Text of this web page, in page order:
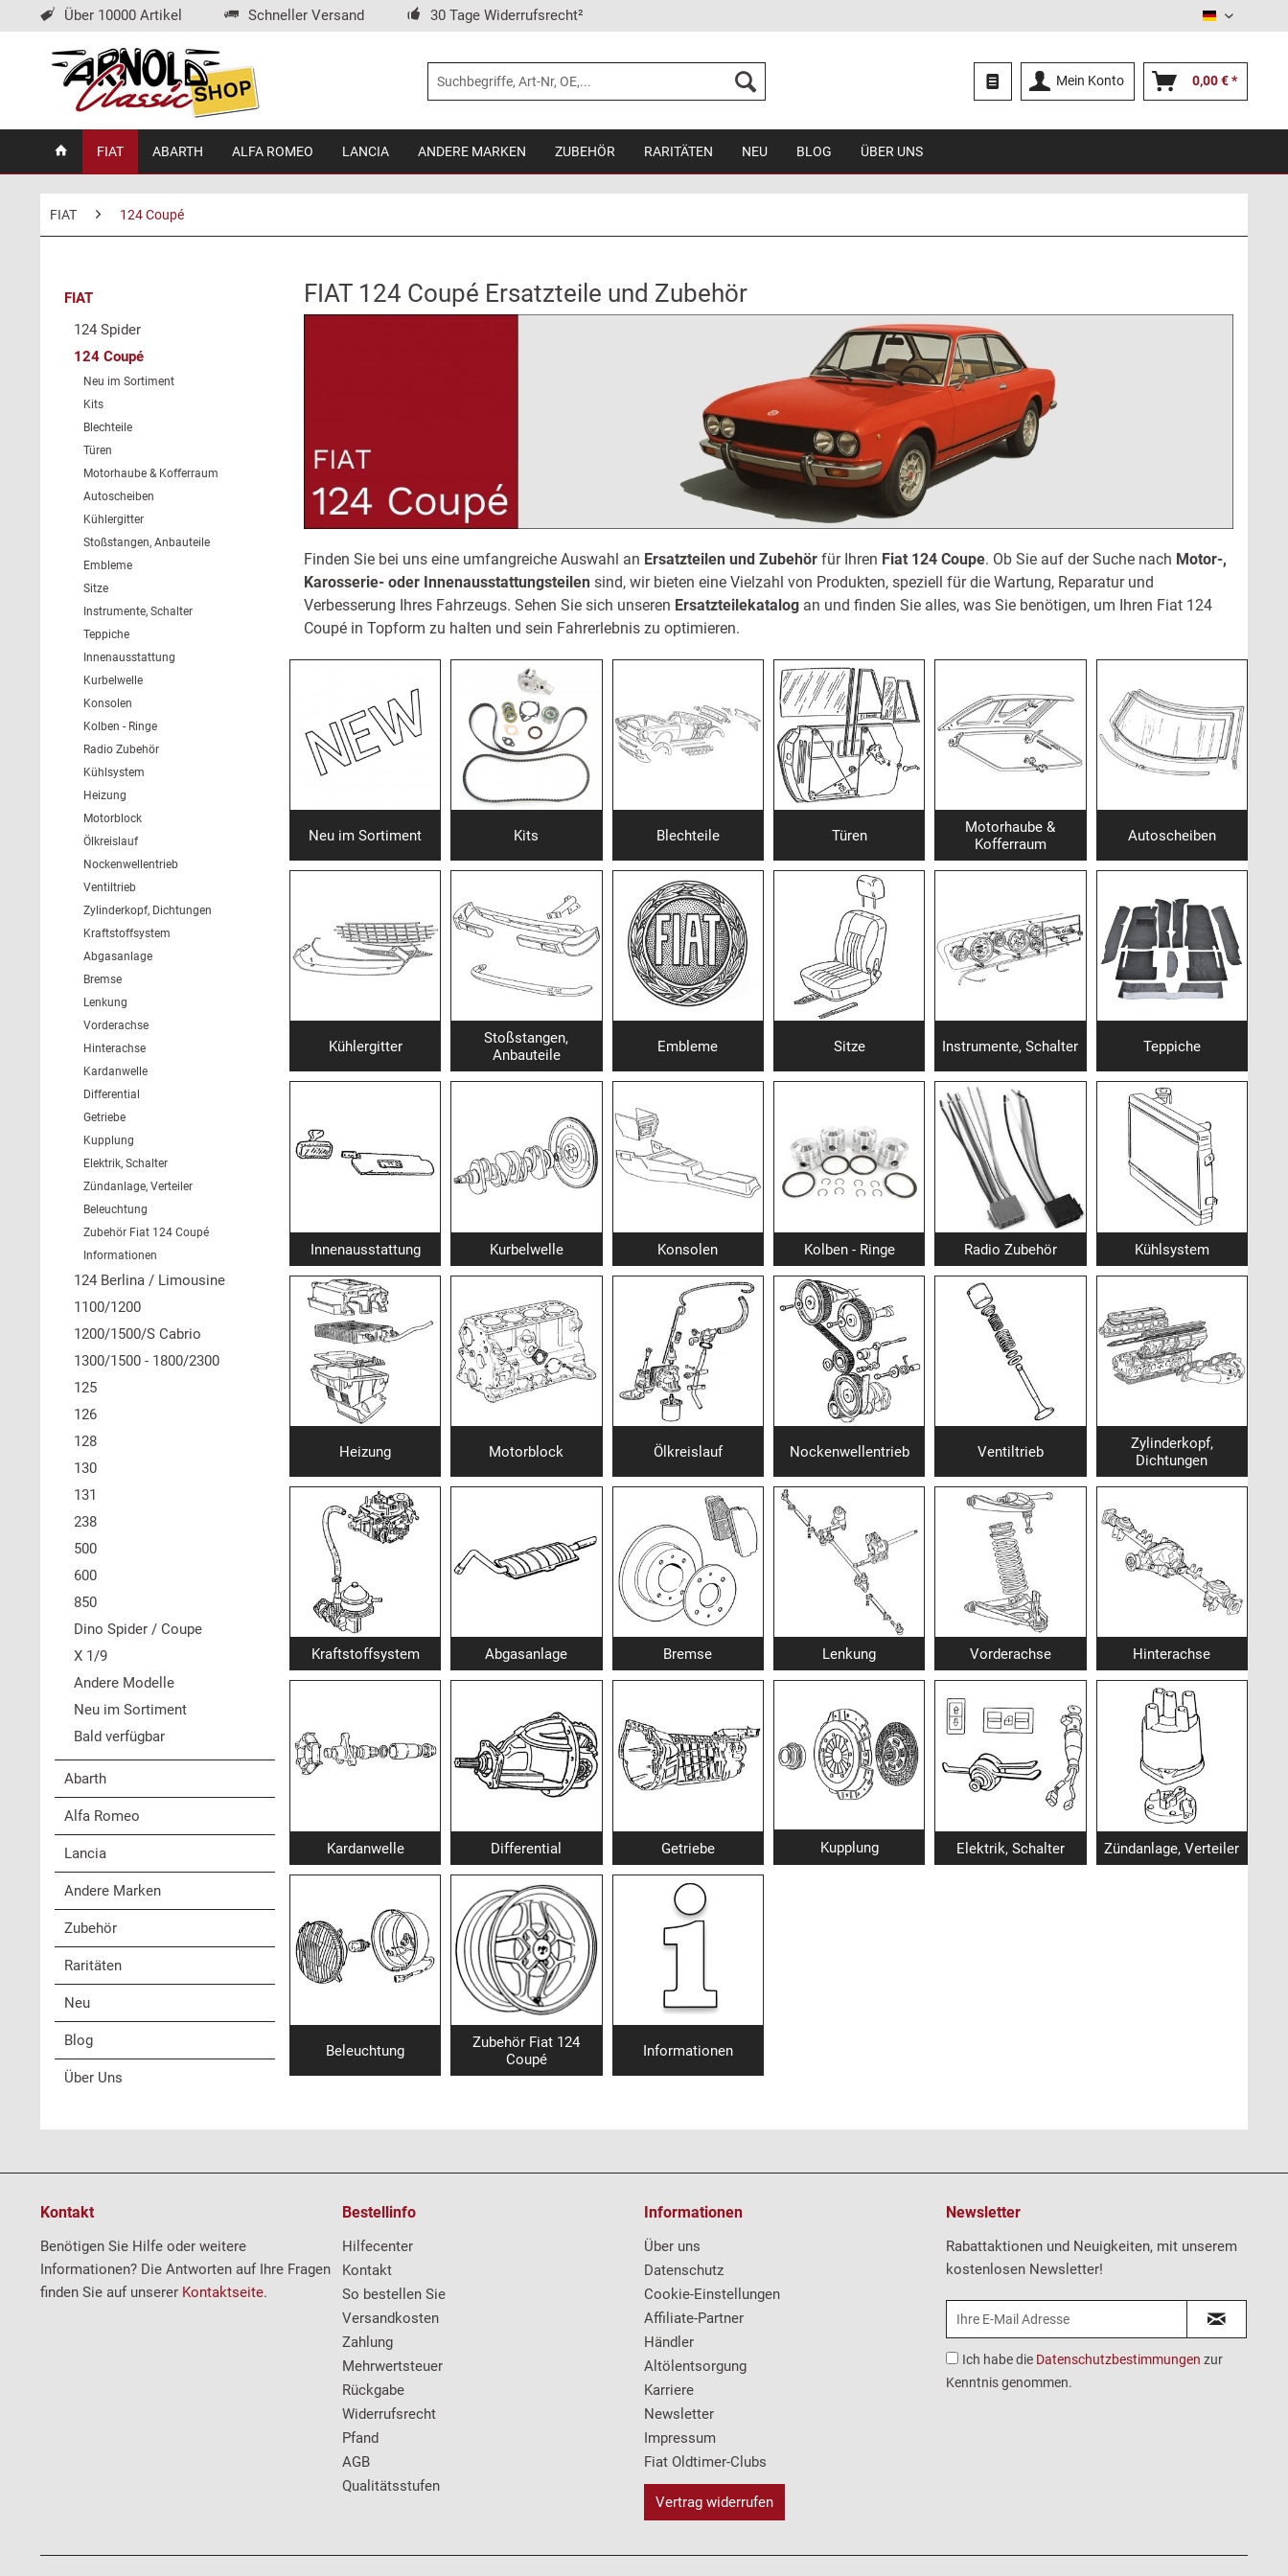
Über 10000 Artikel Schneller Versand 30 Tage Widerrufsrecht² Deutsch
Mein Konto 0,00 € *
FIAT ABARTH ALFA ROMEO LANCIA ANDERE MARKEN ZUBEHÖR RARITÄTEN NEU BLOG ÜBER UNS
FIAT 124 Coupé
FIAT
124 Spider
124 Coupé
Neu im Sortiment
Kits
Blechteile
Türen
Motorhaube & Kofferraum
Autoscheiben
Kühlergitter
Stoßstangen, Anbauteile
Embleme
Sitze
Instrumente, Schalter
Teppiche
Innenausstattung
Kurbelwelle
Konsolen
Kolben - Ringe
Radio Zubehör
Kühlsystem
Heizung
Motorblock
Ölkreislauf
Nockenwellentrieb
Ventiltrieb
Zylinderkopf, Dichtungen
Kraftstoffsystem
Abgasanlage
Bremse
Lenkung
Vorderachse
Hinterachse
Kardanwelle
Differential
Getriebe
Kupplung
Elektrik, Schalter
Zündanlage, Verteiler
Beleuchtung
Zubehör Fiat 124 Coupé
Informationen
124 Berlina / Limousine
1100/1200
1200/1500/S Cabrio
1300/1500 - 1800/2300
125
126
128
130
131
238
500
600
850
Dino Spider / Coupe
X 1/9
Andere Modelle
Neu im Sortiment
Bald verfügbar
Abarth
Alfa Romeo
Lancia
Andere Marken
Zubehör
Raritäten
Neu
Blog
Über Uns
FIAT 124 Coupé Ersatzteile und Zubehör
Finden Sie bei uns eine umfangreiche Auswahl an Ersatzteilen und Zubehör für Ihren Fiat 124 Coupe. Ob Sie auf der Suche nach Motor-,
Karosserie- oder Innenausstattungsteilen sind, wir bieten eine Vielzahl von Produkten, speziell für die Wartung, Reparatur und
Verbesserung Ihres Fahrzeugs. Sehen Sie sich unseren Ersatzteilekatalog an und finden Sie alles, was Sie benötigen, um Ihren Fiat 124
Coupé in Topform zu halten und sein Fahrerlebnis zu optimieren.
Neu im Sortiment Kits Blechteile Türen
Motorhaube &
Kofferraum
Autoscheiben
Kühlergitter
Stoßstangen,
Anbauteile
Embleme Sitze Instrumente, Schalter Teppiche
Innenausstattung Kurbelwelle Konsolen Kolben - Ringe Radio Zubehör Kühlsystem
Heizung Motorblock Ölkreislauf Nockenwellentrieb Ventiltrieb
Zylinderkopf,
Dichtungen
Kraftstoffsystem Abgasanlage Bremse Lenkung Vorderachse Hinterachse
Kardanwelle Differential Getriebe Kupplung Elektrik, Schalter Zündanlage, Verteiler
Beleuchtung
Zubehör Fiat 124
Coupé
Informationen
Kontakt
Benötigen Sie Hilfe oder weitere
Informationen? Die Antworten auf Ihre Fragen
finden Sie auf unserer Kontaktseite.
Bestellinfo
Hilfecenter
Kontakt
So bestellen Sie
Versandkosten
Zahlung
Mehrwertsteuer
Rückgabe
Widerrufsrecht
Pfand
AGB
Qualitätsstufen
Informationen
Über uns
Datenschutz
Cookie-Einstellungen
Affiliate-Partner
Händler
Altölentsorgung
Karriere
Newsletter
Impressum
Fiat Oldtimer-Clubs
Vertrag widerrufen
Newsletter
Rabattaktionen und Neuigkeiten, mit unserem
kostenlosen Newsletter!
Ich habe die Datenschutzbestimmungen zur
Kenntnis genommen.